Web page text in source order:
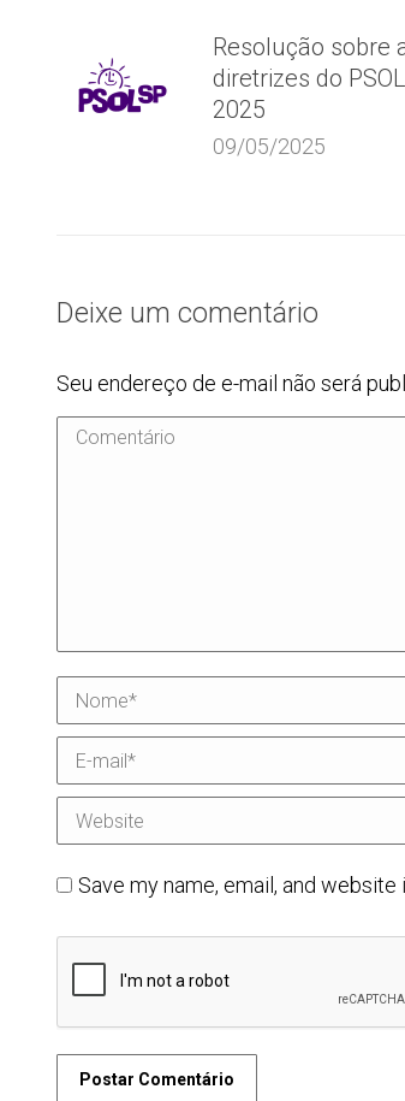
Resolução sobre
diretrizes do
2025
09/05/2025
Deixe um comentário
Seu endereço de e-mail não será
Comentário
Nome *
E-mail *
Website
Save my name, email, and
Postar Comentário